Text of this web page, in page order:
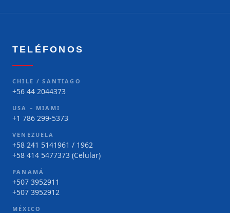
TELÉFONOS
CHILE / SANTIAGO
+56 44 2044373
USA – MIAMI
+1 786 299-5373
VENEZUELA
+58 241 5141961 / 1962
+58 414 5477373 (Celular)
PANAMÁ
+507 3952911
+507 3952912
MÉXICO